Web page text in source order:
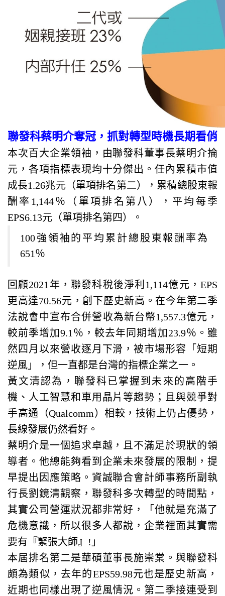
聯發科蔡明介奪冠，抓對轉型時機長期看俏
本次百大企業領袖，由聯發科董事長蔡明介掄
元，各項指標表現均十分傑出。任內累積市值
成長1.26兆元（單項排名第二），累積總股東報
酬率1,144％（單項排名第八），平均每季
EPS6.13元（單項排名第四）。
100強領袖的平均累計總股東報酬率為
651％
回顧2021年，聯發科稅後淨利1,114億元，EPS
更高達70.56元，創下歷史新高。在今年第二季
法說會中宣布合併營收為新台幣1,557.3億元，
較前季增加9.1％，較去年同期增加23.9％。雖
然四月以來營收逐月下滑，被市場形容「短期
逆風」，但一直都是台灣的指標企業之一。
黃文清認為，聯發科已掌握到未來的高階手
機、人工智慧和車用晶片等趨勢；且與競爭對
手高通（Qualcomm）相較，技術上仍占優勢，
長線發展仍然看好。
蔡明介是一個追求卓越，且不滿足於現狀的領
導者。他總能夠看到企業未來發展的限制，提
早提出因應策略。資誠聯合會計師事務所副執
行長劉鏡清觀察，聯發科多次轉型的時間點，
其實公司營運狀況都非常好，「他就是充滿了
危機意識，所以很多人都說，企業裡面其實需
要有『緊張大師』!」
本屆排名第二是華碩董事長施崇棠。與聯發科
頗為類似，去年的EPS59.98元也是歷史新高，
近期也同樣出現了逆風情況。第二季接連受到